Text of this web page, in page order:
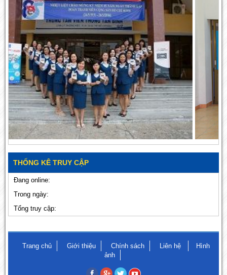
THỐNG KÊ TRUY CẬP
Đang online:
Trong ngày:
Tổng truy cập:
Trang chủ Giới thiệu Chính sách Liên hệ
Hình
ảnh